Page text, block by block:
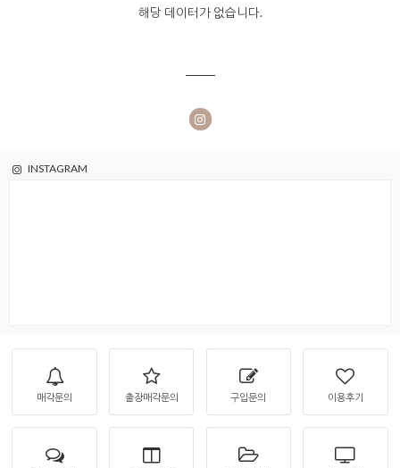
해당 데이터가 없습니다.
INSTAGRAM
매각문의 출장매각문의 구입문의 이용후기